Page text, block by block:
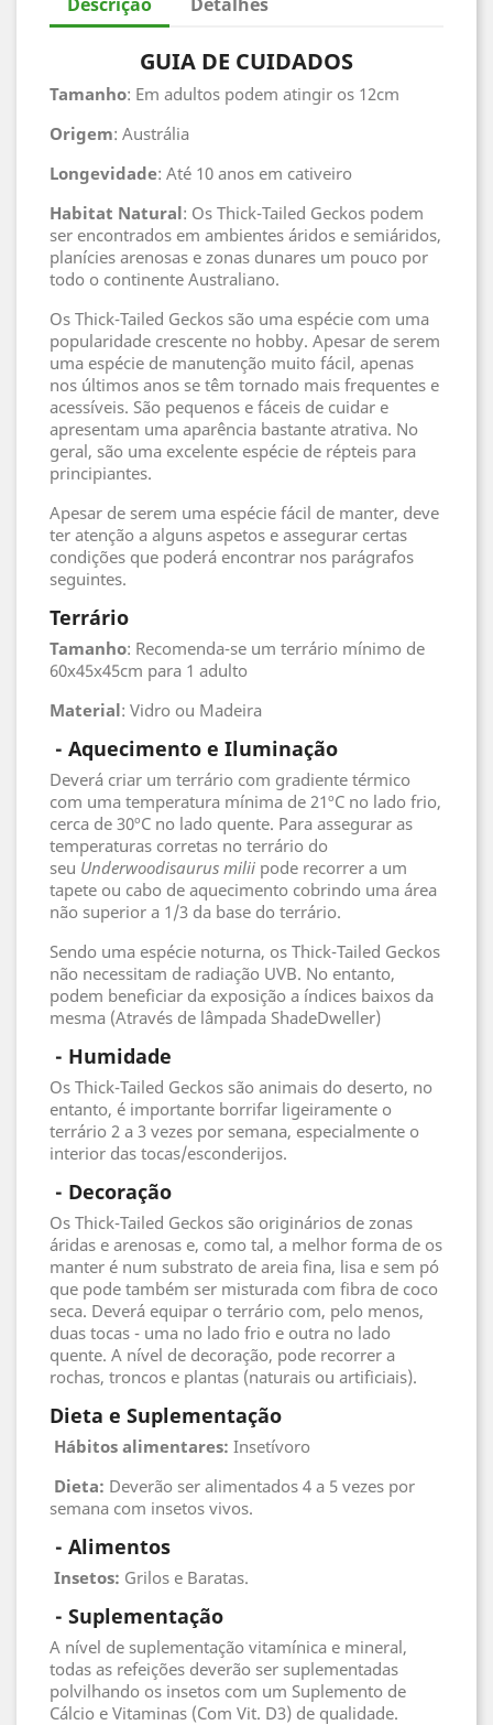
GUIA DE CUIDADOS
Tamanho: Em adultos podem atingir os 12cm
Origem: Austrália
Longevidade: Até 10 anos em cativeiro
Habitat Natural: Os Thick-Tailed Geckos podem
ser encontrados em ambientes áridos e semiáridos,
planícies arenosas e zonas dunares um pouco por
todo o continente Australiano.
Os Thick-Tailed Geckos são uma espécie com uma
popularidade crescente no hobby. Apesar de serem
uma espécie de manutenção muito fácil, apenas
nos últimos anos se têm tornado mais frequentes e
acessíveis. São pequenos e fáceis de cuidar e
apresentam uma aparência bastante atrativa. No
geral, são uma excelente espécie de répteis para
principiantes.
Apesar de serem uma espécie fácil de manter, deve
ter atenção a alguns aspetos e assegurar certas
condições que poderá encontrar nos parágrafos
seguintes.
Terrário
Tamanho: Recomenda-se um terrário mínimo de
60x45x45cm para 1 adulto
Material: Vidro ou Madeira
- Aquecimento e Iluminação
Deverá criar um terrário com gradiente térmico
com uma temperatura mínima de 21ºC no lado frio,
cerca de 30ºC no lado quente. Para assegurar as
temperaturas corretas no terrário do
seu Underwoodisaurus milii pode recorrer a um
tapete ou cabo de aquecimento cobrindo uma área
não superior a 1/3 da base do terrário.
Sendo uma espécie noturna, os Thick-Tailed Geckos
não necessitam de radiação UVB. No entanto,
podem beneficiar da exposição a índices baixos da
mesma (Através de lâmpada ShadeDweller)
- Humidade
Os Thick-Tailed Geckos são animais do deserto, no
entanto, é importante borrifar ligeiramente o
terrário 2 a 3 vezes por semana, especialmente o
interior das tocas/esconderijos.
- Decoração
Os Thick-Tailed Geckos são originários de zonas
áridas e arenosas e, como tal, a melhor forma de os
manter é num substrato de areia fina, lisa e sem pó
que pode também ser misturada com fibra de coco
seca. Deverá equipar o terrário com, pelo menos,
duas tocas - uma no lado frio e outra no lado
quente. A nível de decoração, pode recorrer a
rochas, troncos e plantas (naturais ou artificiais).
Dieta e Suplementação
Hábitos alimentares: Insetívoro
Dieta: Deverão ser alimentados 4 a 5 vezes por
semana com insetos vivos.
- Alimentos
Insetos: Grilos e Baratas.
- Suplementação
A nível de suplementação vitamínica e mineral,
todas as refeições deverão ser suplementadas
polvilhando os insetos com um Suplemento de
Cálcio e Vitaminas (Com Vit. D3) de qualidade.